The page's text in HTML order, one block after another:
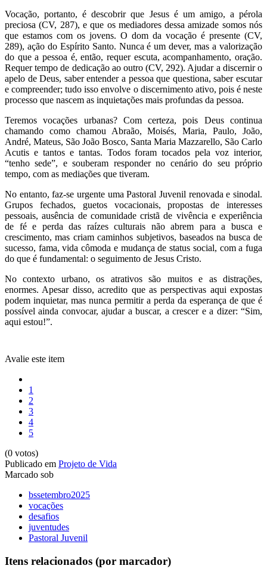
Vocação, portanto, é descobrir que Jesus é um amigo, a pérola
preciosa (CV, 287), e que os mediadores dessa amizade somos nós
que estamos com os jovens. O dom da vocação é presente (CV,
289), ação do Espírito Santo. Nunca é um dever, mas a valorização
do que a pessoa é, então, requer escuta, acompanhamento, oração.
Requer tempo de dedicação ao outro (CV, 292). Ajudar a discernir o
apelo de Deus, saber entender a pessoa que questiona, saber escutar
e compreender; tudo isso envolve o discernimento ativo, pois é neste
processo que nascem as inquietações mais profundas da pessoa.
Teremos vocações urbanas? Com certeza, pois Deus continua
chamando como chamou Abraão, Moisés, Maria, Paulo, João,
André, Mateus, São João Bosco, Santa Maria Mazzarello, São Carlo
Acutis e tantos e tantas. Todos foram tocados pela voz interior,
“tenho sede”, e souberam responder no cenário do seu próprio
tempo, com as mediações que tiveram.
No entanto, faz-se urgente uma Pastoral Juvenil renovada e sinodal.
Grupos fechados, guetos vocacionais, propostas de interesses
pessoais, ausência de comunidade cristã de vivência e experiência
de fé e perda das raízes culturais não abrem para a busca e
crescimento, mas criam caminhos subjetivos, baseados na busca de
sucesso, fama, vida cômoda e mudança de status social, com a fuga
do que é fundamental: o seguimento de Jesus Cristo.
No contexto urbano, os atrativos são muitos e as distrações,
enormes. Apesar disso, acredito que as perspectivas aqui expostas
podem inquietar, mas nunca permitir a perda da esperança de que é
possível ainda convocar, ajudar a buscar, a crescer e a dizer: “Sim,
aqui estou!”.
Avalie este item
1
2
3
4
5
(0 votos)
Publicado em Projeto de Vida
Marcado sob
bssetembro2025
vocações
desafios
juventudes
Pastoral Juvenil
Itens relacionados (por marcador)